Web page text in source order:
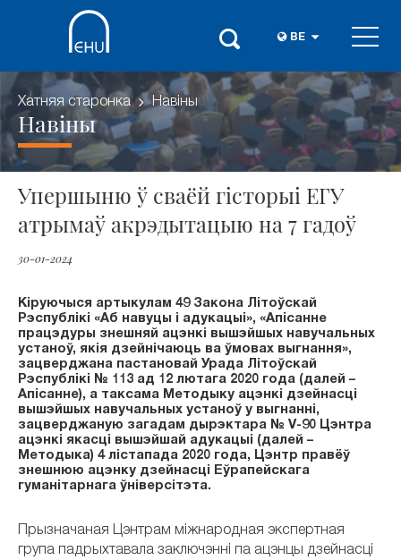
BE
Хатняя старонка Навіны
Навіны
Упершыню ў сваёй гісторыі ЕГУ
атрымаў акрэдытацыю на 7 гадоў
30-01-2024
Кіруючыся артыкулам 49 Закона Літоўскай
Рэспублікі «Аб навуцы і адукацыі», «Апісанне
працэдуры знешняй ацэнкі вышэйшых навучальных
устаноў, якія дзейнічаюць ва ўмовах выгнання»,
зацверджана пастановай Урада Літоўскай
Рэспублікі № 113 ад 12 лютага 2020 года (далей –
Апісанне), а таксама Методыку ацэнкі дзейнасці
вышэйшых навучальных устаноў у выгнанні,
зацверджаную загадам дырэктара № V-90 Цэнтра
ацэнкі якасці вышэйшай адукацыі (далей –
Методыка) 4 лістапада 2020 года, Цэнтр правёў
знешнюю ацэнку дзейнасці Еўрапейскага
гуманітарнага ўніверсітэта.
Прызначаная Цэнтрам міжнародная экспертная
група падрыхтавала заключэнні па ацэнцы дзейнасці